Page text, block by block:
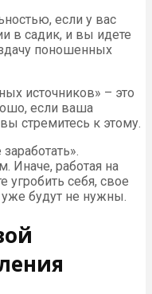
если у вас
в садик, и вы идете
поношенных
источников» – это
если ваша
стремитесь к этому.
Иначе, работая на
угробить себя, свое
будут не нужны.